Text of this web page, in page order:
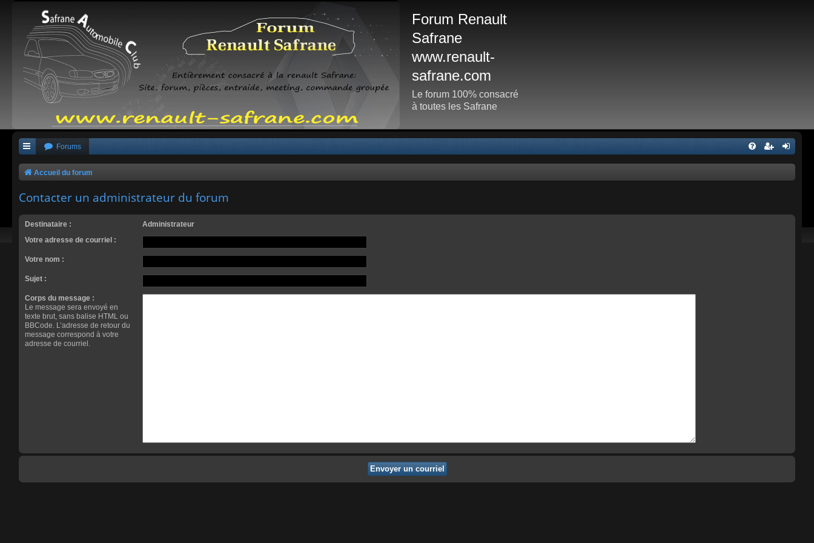
Forum Renault
Safrane
www.renault-
safrane.com
Le forum 100% consacré
à toutes les Safrane
Forums
Accueil du forum
Contacter un administrateur du forum
Destinataire :
Administrateur
Votre adresse de courriel :
Votre nom :
Sujet :
Corps du message :
Le message sera envoyé en
texte brut, sans balise HTML ou
BBCode. L’adresse de retour du
message correspond à votre
adresse de courriel.